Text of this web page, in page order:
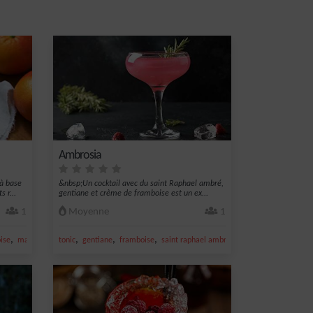
base
r...
1
, mangue creme
Ambrosia
&nbsp;Un cocktail avec du saint Raphael ambré,
gentiane et crème de framboise est un ex...
Moyenne 1
tonic, gentiane, framboise, saint raphael ambré